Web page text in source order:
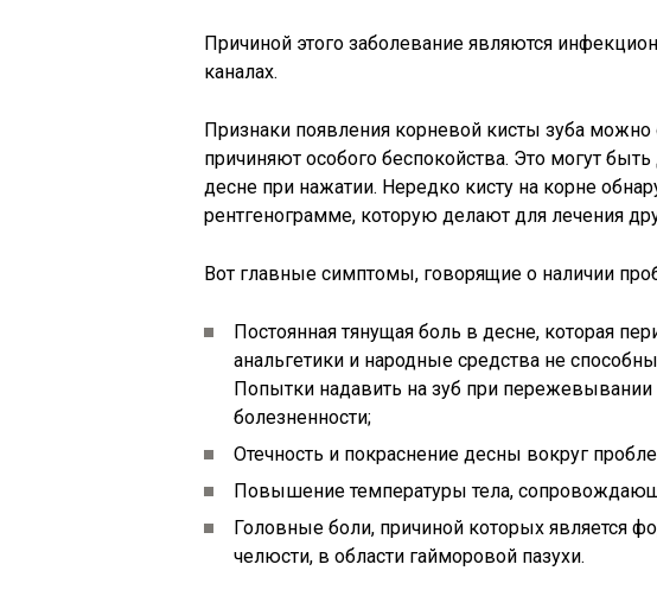
Причиной этого заболевание являются
каналах.
Признаки появления корневой кисты зуба можно
причиняют особого беспокойства. Это могут
десне при нажатии. Нередко кисту на корне
рентгенограмме, которую делают для лечения
Вот главные симптомы, говорящие о наличии
Постоянная тянущая боль в десне, которая
анальгетики и народные средства не
Попытки надавить на зуб при
болезненности;
Отечность и покраснение десны вокруг
Повышение температуры тела,
Головные боли, причиной которых является
челюсти, в области гайморовой пазухи.